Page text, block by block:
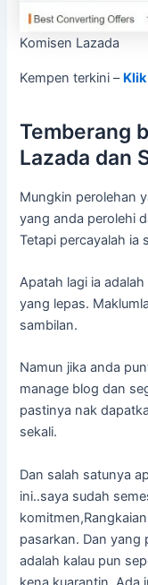
Komisen Lazada
Kempen terkini –
Temberang
Lazada dan
Mungkin perolehan
yang anda perolehi
Tetapi percayalah ia
Apatah lagi ia
yang lepas.
sambilan.
Namun jika anda
manage blog dan
pastinya nak
sekali.
Dan salah satunya
ini..saya sudah
pasarkan. Dan yang
adalah kalau pun